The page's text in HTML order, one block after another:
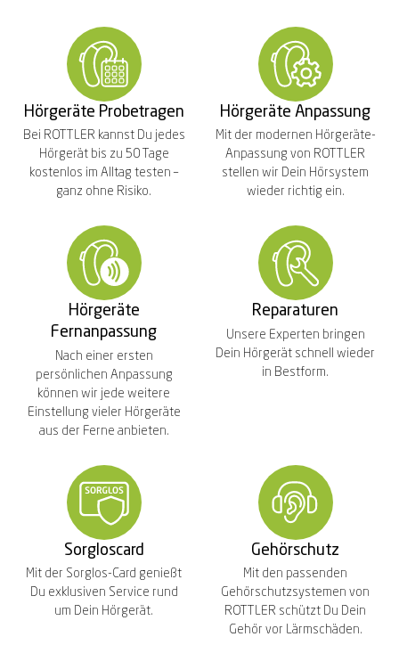
Hörgeräte Probetragen
Bei ROTTLER kannst Du jedes
Hörgerät bis zu 50 Tage
kostenlos im Alltag testen –
ganz ohne Risiko.
Hörgeräte Anpassung
Mit der modernen Hörgeräte-
Anpassung von ROTTLER
stellen wir Dein Hörsystem
wieder richtig ein.
Hörgeräte
Fernanpassung
Nach einer ersten
persönlichen Anpassung
können wir jede weitere
Einstellung vieler Hörgeräte
aus der Ferne anbieten.
Reparaturen
Unsere Experten bringen
Dein Hörgerät schnell wieder
in Bestform.
Sorgloscard
Mit der Sorglos-Card genießt
Du exklusiven Service rund
um Dein Hörgerät.
Gehörschutz
Mit den passenden
Gehörschutzsystemen von
ROTTLER schützt Du Dein
Gehör vor Lärmschäden.